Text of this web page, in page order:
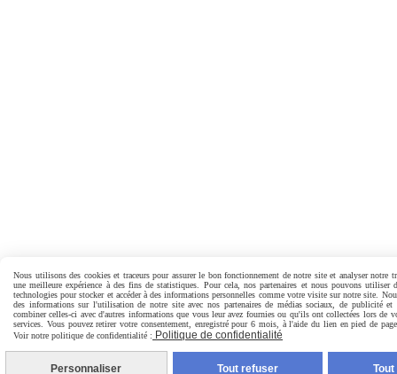
Nous utilisons des cookies et traceurs pour assurer le bon fonctionnement de notre site et analyser notre
une meilleure expérience à des fins de statistiques. Pour cela, nos partenaires et nous pouvons utiliser
technologies pour stocker et accéder à des informations personnelles comme votre visite sur notre site.
des informations sur l'utilisation de notre site avec nos partenaires de médias sociaux, de publicité et
combiner celles-ci avec d'autres informations que vous leur avez fournies ou qu'ils ont collectées lors de
services. Vous pouvez retirer votre consentement, enregistré pour 6 mois, à l'aide du lien en pied de
Voir notre politique de confidentialité : Politique de confidentialité
Personnaliser Tout refuser